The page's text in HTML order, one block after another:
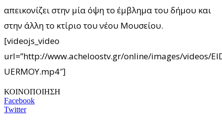
απεικονίζει στην μία όψη το έμβλημα του δήμου και
στην άλλη το κτίριο του νέου Μουσείου.
[videojs_video
url=”http://www.acheloostv.gr/online/images/videos/
UERMOY.mp4″]
ΚΟΙΝΟΠΟΙΗΣΗ
Facebook
Twitter